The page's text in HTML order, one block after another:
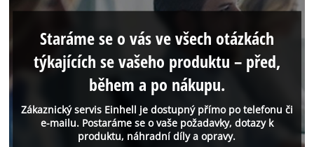
Zákaznický servis Einhell je dostupný přímo po telefonu či
e-mailu. Postaráme se o vaše požadavky, dotazy k
produktu, náhradní díly a opravy.
Staráme se o vás ve všech otázkách
týkajících se vašeho produktu – před,
během a po nákupu.